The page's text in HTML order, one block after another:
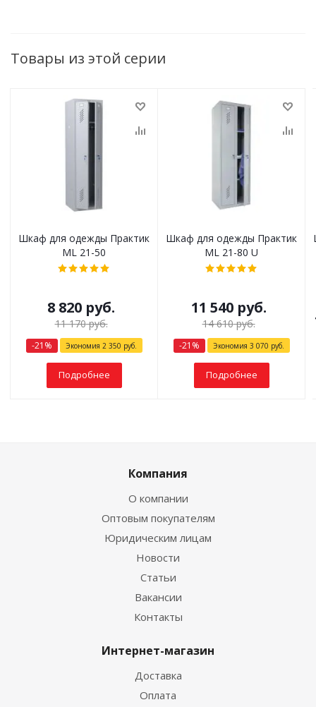
Товары из этой серии
Шкаф для одежды Практик
ML 21-50
8 820 руб.
11 170руб.
-21 % Экономия 2 350 руб.
Подробнее
Шкаф для одежды Практик
ML 21-80 U
11 540руб.
14 610руб.
-21 % Экономия 3 070 руб.
Подробнее
Компания
О компании
Оптовым покупателям
Юридическим лицам
Новости
Статьи
Вакансии
Контакты
Интернет-магазин
Доставка
Оплата